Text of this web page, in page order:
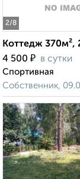
2/8
Коттедж 370м²,
4 500 ₽ в сутки
Спортивная
Собственник,